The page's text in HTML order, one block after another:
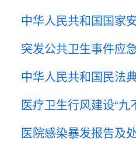
中华人民共和国国家
突发公共卫生事件应
中华人民共和国民法
医疗卫生行风建设“九
医院感染暴发报告及